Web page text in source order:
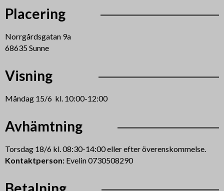
Placering
Norrgårdsgatan 9a
68635 Sunne
Visning
Måndag 15/6 kl. 10:00-12:00
Avhämtning
Torsdag 18/6 kl. 08:30-14:00 eller efter överenskommelse.
Kontaktperson:Evelin 0730508290